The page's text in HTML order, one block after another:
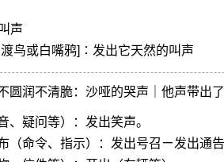
声
鸟或白嘴鸦]∶发出它天然的叫声
圆润不清脆：沙哑的哭声｜他声带出
疑问等）：发出笑声。
（命令、指示）：发出号召ㄧ发出通